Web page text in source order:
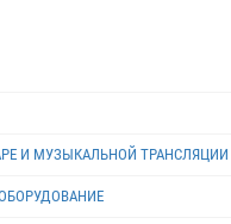
И МУЗЫКАЛЬНОЙ ТРАНСЛЯЦИИ